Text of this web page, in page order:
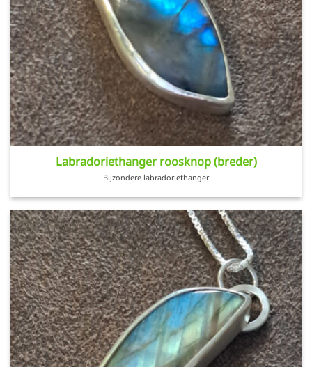
Labradoriethanger roosknop (breder)
Bijzondere labradoriethanger